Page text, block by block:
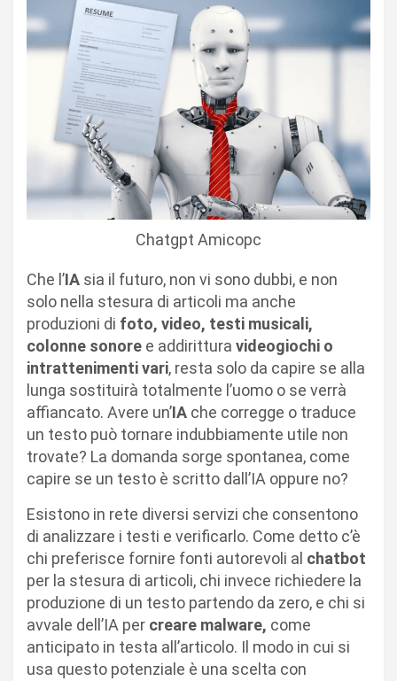
Chatgpt Amicopc
Che l’IA sia il futuro, non vi sono dubbi, e non
solo nella stesura di articoli ma anche
produzioni di foto, video, testi musicali,
colonne sonore e addirittura videogiochi o
intrattenimenti vari, resta solo da capire se alla
lunga sostituirà totalmente l’uomo o se verrà
affiancato. Avere un’IA che corregge o traduce
un testo può tornare indubbiamente utile non
trovate? La domanda sorge spontanea, come
capire se un testo è scritto dall’IA oppure no?
Esistono in rete diversi servizi che consentono
di analizzare i testi e verificarlo. Come detto c’è
chi preferisce fornire fonti autorevoli al chatbot
per la stesura di articoli, chi invece richiedere la
produzione di un testo partendo da zero, e chi si
avvale dell’IA per creare malware, come
anticipato in testa all’articolo. Il modo in cui si
usa questo potenziale è una scelta con